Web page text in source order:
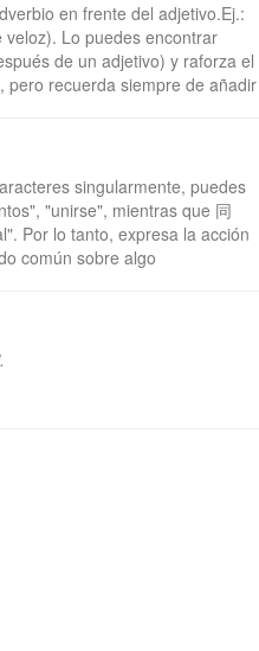
en frente del adjetivo.Ej.:
Lo puedes encontrar
de un adjetivo) y raforza el
pero recuerda siempre de añadir
singularmente, puedes
"unirse", mientras que 同
Por lo tanto, expresa la acción
común sobre algo